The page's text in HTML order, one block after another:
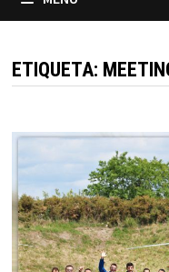
ETIQUETA: